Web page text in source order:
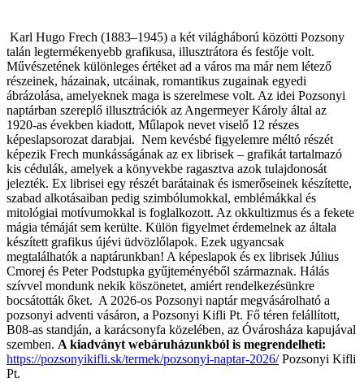
Karl Hugo Frech (1883–1945) a két világháború közötti Pozsony
talán legtermékenyebb grafikusa, illusztrátora és festője volt.
Művészetének különleges értéket ad a város ma már nem létező
részeinek, házainak, utcáinak, romantikus zugainak egyedi
ábrázolása, amelyeknek maga is szerelmese volt. Az idei Pozsonyi
naptárban szereplő illusztrációk az Angermeyer Károly által az
1920-as években kiadott, Műlapok nevet viselő 12 részes
képeslapsorozat darabjai. Nem kevésbé figyelemre méltó részét
képezik Frech munkásságának az ex librisek – grafikát tartalmazó
kis cédulák, amelyek a könyvekbe ragasztva azok tulajdonosát
jelezték. Ex librisei egy részét barátainak és ismerőseinek készítette,
szabad alkotásaiban pedig szimbólumokkal, emblémákkal és
mitológiai motívumokkal is foglalkozott. Az okkultizmus és a fekete
mágia témáját sem kerülte. Külön figyelmet érdemelnek az általa
készített grafikus újévi üdvözlőlapok. Ezek ugyancsak
megtalálhatók a naptárunkban! A képeslapok és ex librisek Július
Cmorej és Peter Podstupka gyűjteményéből származnak. Hálás
szívvel mondunk nekik köszönetet, amiért rendelkezésünkre
bocsátották őket. A 2026-os Pozsonyi naptár megvásárolható a
pozsonyi adventi vásáron, a Pozsonyi Kifli Pt. Fő téren felállított,
B08-as standján, a karácsonyfa közelében, az Óvárosháza kapujával
szemben. A kiadványt webáruházunkból is megrendelheti:
https://pozsonyikifli.sk/termek/pozsonyi-naptar-2026/Pozsonyi Kifli
Pt.